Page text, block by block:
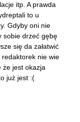
itp. A prawda
to u
Gdyby oni nie
sobie drzeć gębę
się da załatwić
nie wie
że jest okazja
już jest :(